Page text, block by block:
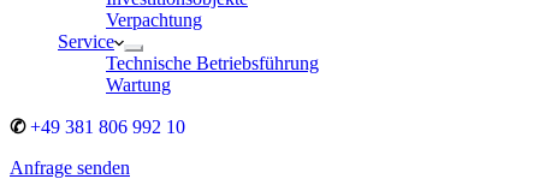
Verpachtung
Service
Technische Betriebsführung
Wartung
✆ +49 381 806 992 10
Anfrage senden